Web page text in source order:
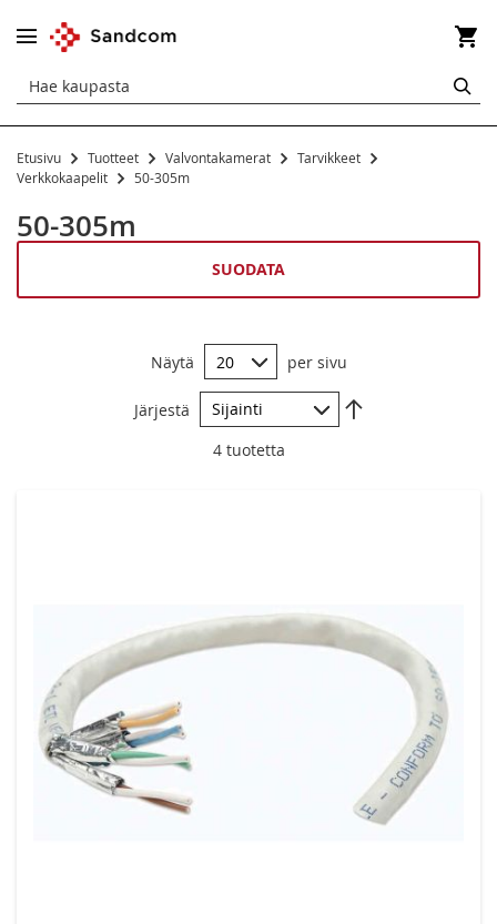
Etusivu Tuotteet Valvontakamerat
Tarvikkeet
Verkkokaapelit
50-305m
50-305m
4tuotetta
Näytä per sivu
Järjestä
Verkkokaapelit
0,25-1m
5-7,5m
SUODATA